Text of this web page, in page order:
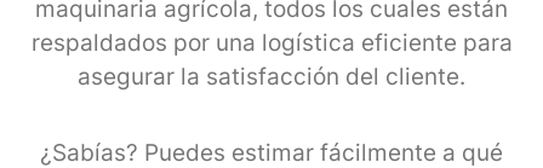
maquinaria agrícola, todos los cuales están
respaldados por una logística eficiente para
asegurar la satisfacción del cliente.
¿Sabías? Puedes estimar fácilmente a qué